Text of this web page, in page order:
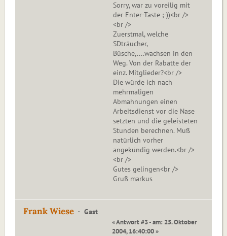
Sorry, war zu voreilig mit
der Enter-Taste ;-))<br />
<br />
Zuerstmal, welche
SDträucher,
Büsche,....wachsen in den
Weg. Von der Rabatte der
einz. Mitglieder?<br />
Die würde ich nach
mehrmaligen
Abmahnungen einen
Arbeitsdienst vor die Nase
setzten und die geleisteten
Stunden berechnen. Muß
natürlich vorher
angekündig werden.<br />
<br />
Gutes gelingen<br />
Gruß markus
Frank Wiese Gast
« Antwort #3 - am: 25. Oktober
2004, 16:40:00 »